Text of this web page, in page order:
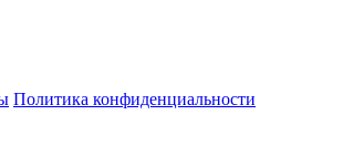
Политика конфиденциальности